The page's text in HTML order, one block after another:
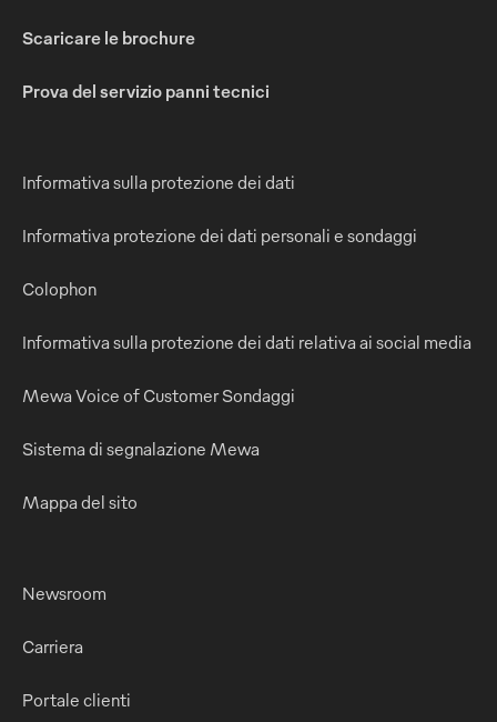
Scaricare le brochure
Prova del servizio panni tecnici
Informativa sulla protezione dei dati
Informativa protezione dei dati personali e sondaggi
Colophon
Informativa sulla protezione dei dati relativa ai social media
Mewa Voice of Customer Sondaggi
Sistema di segnalazione Mewa
Mappa del sito
Newsroom
Carriera
Portale clienti